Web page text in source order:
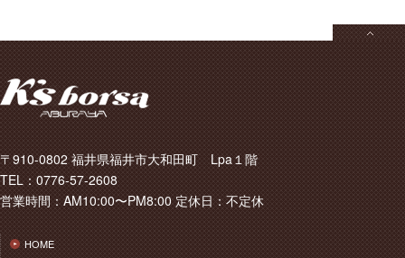
〒910-0802 福井県福井市大和田町 Lpa１階
TEL：0776-57-2608
営業時間：AM10:00〜PM8:00 定休日：不定休
HOME